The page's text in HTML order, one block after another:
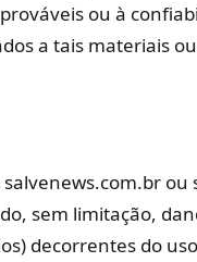
ou à
a tais materiais
sem limitação,
decorrentes do